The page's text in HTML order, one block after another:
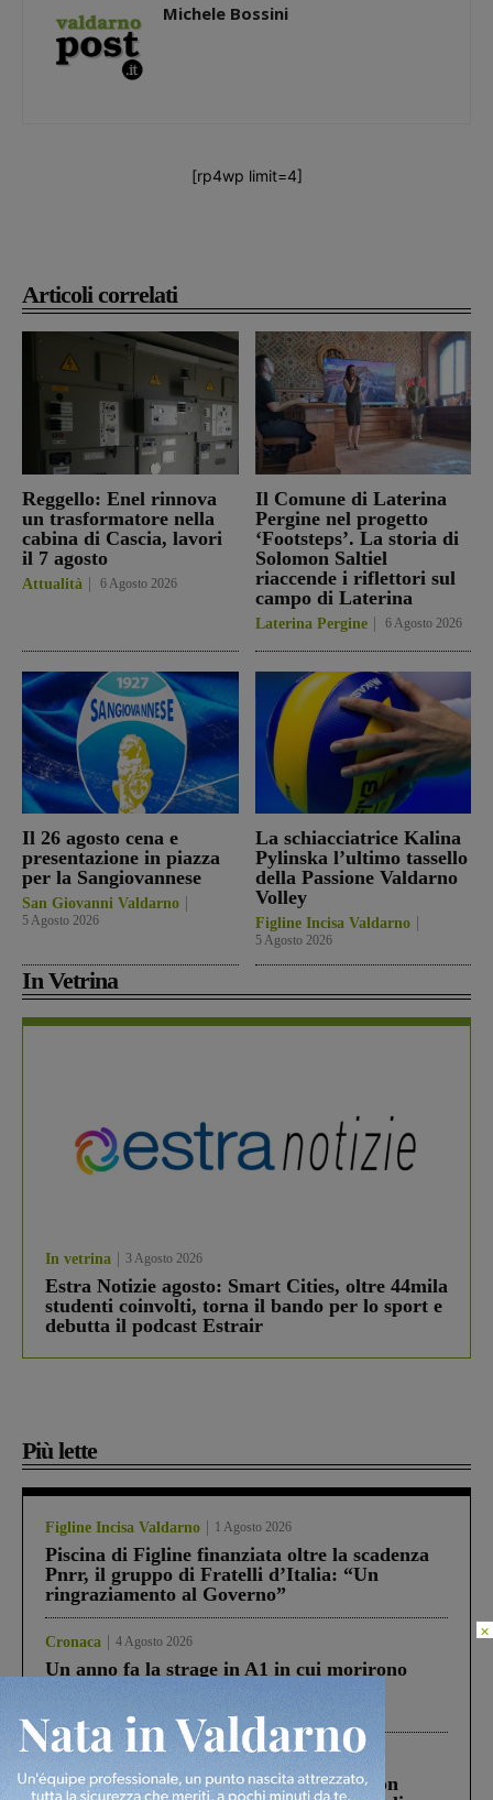
Articoli correlati
Reggello: Enel rinnova
un trasformatore nella
cabina di Cascia, lavori
il 7 agosto
Attualità 6 Agosto 2026
Il Comune di Laterina
Pergine nel progetto
‘Footsteps’. La storia di
Solomon Saltiel
riaccende i riflettori sul
campo di Laterina
Laterina Pergine 6 Agosto 2026
Il 26 agosto cena e
presentazione in piazza
per la Sangiovannese
San Giovanni Valdarno
5 Agosto 2026
La schiacciatrice Kalina
Pylinska l’ultimo tassello
della Passione Valdarno
Volley
Figline Incisa Valdarno
5 Agosto 2026
In Vetrina
In vetrina 3 Agosto 2026
Estra Notizie agosto: Smart Cities, oltre 44mila
studenti coinvolti, torna il bando per lo sport e
debutta il podcast Estrair
Più lette
Figline Incisa Valdarno 1 Agosto 2026
Piscina di Figline finanziata oltre la scadenza
Pnrr, il gruppo di Fratelli d’Italia: “Un
ringraziamento al Governo”
Cronaca 4 Agosto 2026
Un anno fa la strage in A1 in cui morirono
Gianni, Giulia e Franco. Lo schianto, il
processo, lo stop ai sorpassi fra tir....
Cronaca 3 Agosto 2026
Scomparso da una struttura di Castiglion
Michele Bossini
[rp4wp limit=4]
×